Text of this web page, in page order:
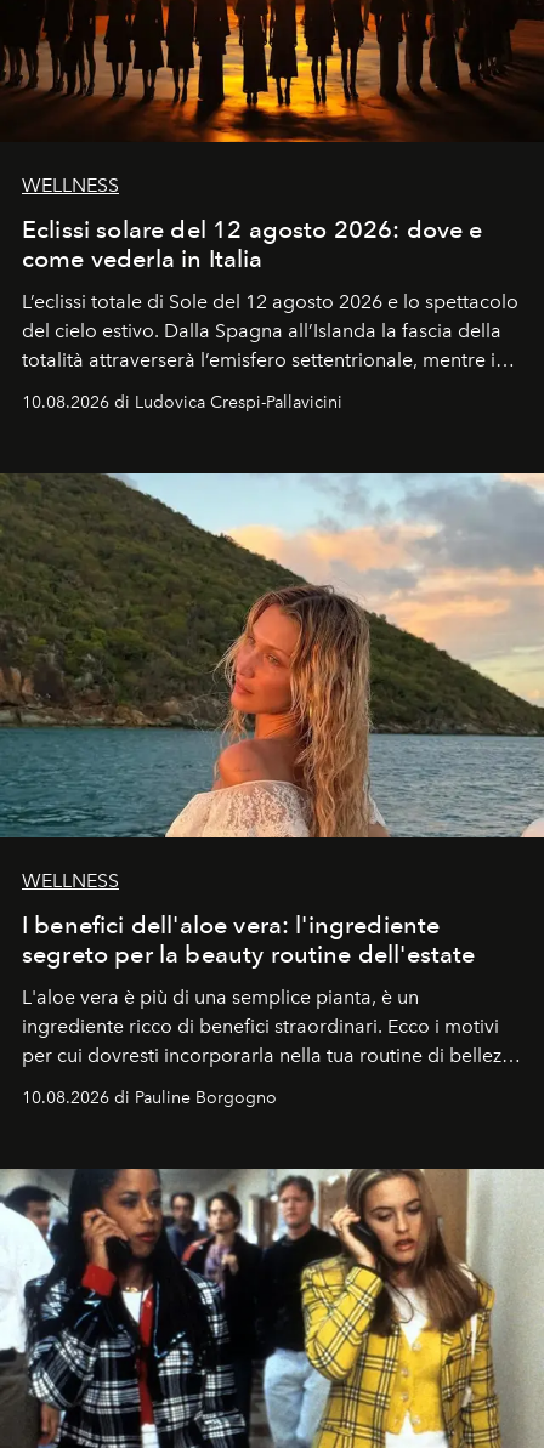
WELLNESS
Eclissi solare del 12 agosto 2026: dove e
come vederla in Italia
L’eclissi totale di Sole del 12 agosto 2026 e lo spettacolo
del cielo estivo. Dalla Spagna all’Islanda la fascia della
totalità attraverserà l’emisfero settentrionale, mentre in
spettacolare al Nord. Orari, città favorite e regole per
10.08.2026 di Ludovica Crespi-Pallavicini
WELLNESS
I benefici dell'aloe vera: l'ingrediente
segreto per la beauty routine dell'estate
L'aloe vera è più di una semplice pianta, è un
ingrediente ricco di benefici straordinari. Ecco i motivi
per cui dovresti incorporarla nella tua routine di bellezza
10.08.2026 di Pauline Borgogno